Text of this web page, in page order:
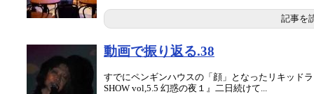
記事を
動画で振り返る.38
すでにペンギンハウスの「顔」となったリキッド
SHOW vol,5.5 幻惑の夜１』二日続けて...